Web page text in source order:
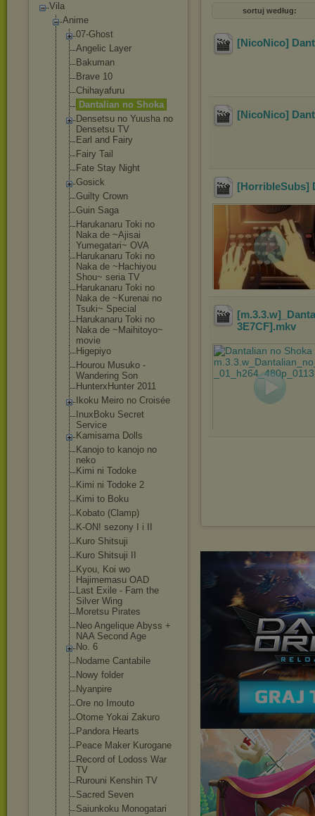
Vila
Anime
07-Ghost
Angelic Layer
Bakuman
Brave 10
Chihayafuru
Dantalian no Shoka
Densetsu no Yuusha no
Densetsu TV
Earl and Fairy
Fairy Tail
Fate Stay Night
Gosick
Guilty Crown
Guin Saga
Harukanaru Toki no
Naka de ~Ajisai
Yumegatari~ OVA
Harukanaru Toki no
Naka de ~Hachiyou
Shou~ seria TV
Harukanaru Toki no
Naka de ~Kurenai no
Tsuki~ Special
Harukanaru Toki no
Naka de ~Maihitoyo~
movie
Higepiyo
Hourou Musuko -
Wandering Son
HunterxHunter 2011
Ikoku Meiro no Croisée
InuxBoku Secret
Service
Kamisama Dolls
Kanojo to kanojo no
neko
Kimi ni Todoke
Kimi ni Todoke 2
Kimi to Boku
Kobato (Clamp)
K-ON! sezony I i II
Kuro Shitsuji
Kuro Shitsuji II
Kyou, Koi wo
Hajimemasu OAD
Last Exile - Fam the
Silver Wing
Moretsu Pirates
Neo Angelique Abyss +
NAA Second Age
No. 6
Nodame Cantabile
Nowy folder
Nyanpire
Ore no Imouto
Otome Yokai Zakuro
Pandora Hearts
Peace Maker Kurogane
Record of Lodoss War
TV
Rurouni Kenshin TV
Sacred Seven
Saiunkoku Monogatari
sortuj według:
[NicoNico]
[NicoNico]
[HorribleSubs]
3E7CF] .mkv